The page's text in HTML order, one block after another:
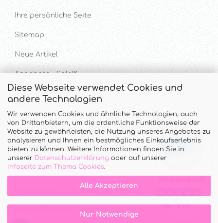
Diese Webseite verwendet Cookies und
andere Technologien
Wir verwenden Cookies und ähnliche Technologien, auch
von Drittanbietern, um die ordentliche Funktionsweise der
Website zu gewährleisten, die Nutzung unseres Angebotes zu
analysieren und Ihnen ein bestmögliches Einkaufserlebnis
bieten zu können. Weitere Informationen finden Sie in
unserer Datenschutzerklärung oder auf unserer
Infoseite zum Thema Cookies.
Alle Akzeptieren
Nur Notwendige
Ihre persönliche Seite
Sitemap
Neue Artikel
Angebote - Sale%
Hilfe & Kontakt
UNTERSTÜTZUNG UND BERATUNG UNTER
Tel. & WhatsApp: 034328 340688
Mo - Do.: 10:00 - 16:00 Uhr und Fr.: 9:00 - 13:00 Uhr
Callback Service